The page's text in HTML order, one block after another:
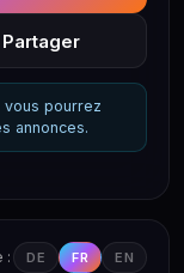
Partager
pourrez
annonces.
: DE FR EN